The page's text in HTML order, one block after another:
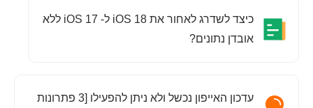
כיצד לשדרג לאחור את iOS 18 ל- iOS 17 ללא
אובדן נתונים?
עדכון האייפון נכשל ולא ניתן להפעילו [3 פתרונות